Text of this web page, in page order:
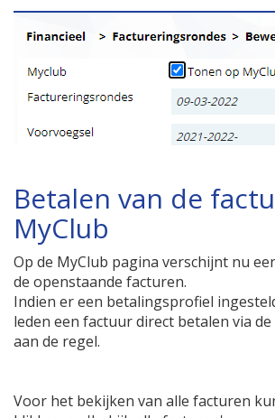
Betalen van de
MyClub
Op de MyClub pagina verschijnt nu
de openstaande facturen.
Indien er een betalingsprofiel
leden een factuur direct betalen via
aan de regel.
Voor het bekijken van alle facturen